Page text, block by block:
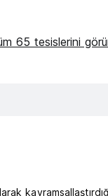
65 tesislerini